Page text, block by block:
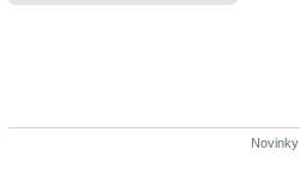
Novinky